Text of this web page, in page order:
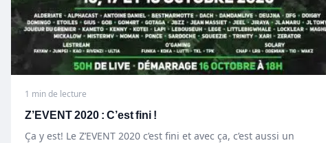
1 min de lecture
Z’EVENT 2020 : C’est fini !
Ça y est! Le Z’EVENT 2020 c’est fini et avec ça, c’est aussi un